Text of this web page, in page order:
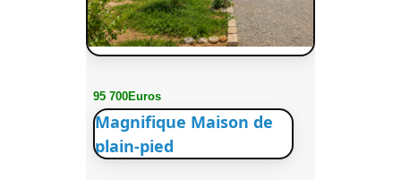
95 700Euros
Magnifique Maison de
plain-pied